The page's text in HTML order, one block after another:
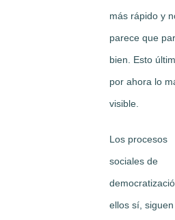
más rápido y
parece que
bien. Esto
por ahora lo
visible.
Los procesos
sociales de
ellos sí, siguen